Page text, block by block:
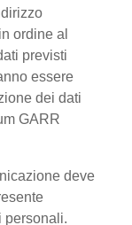
ordine al
previsti
essere
dei dati
GARR
deve
personali.